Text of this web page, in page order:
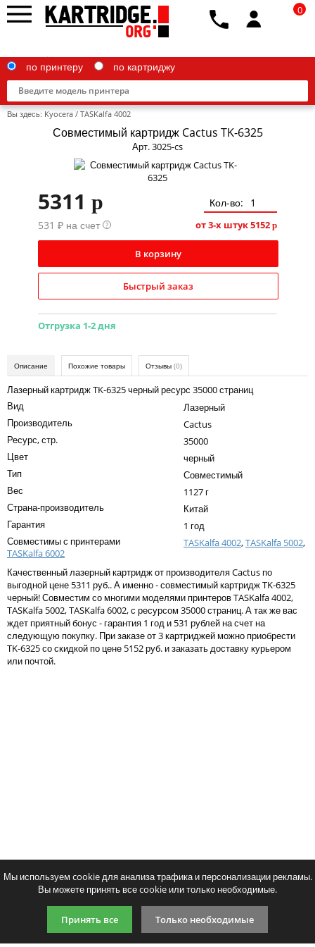
Canon
Epson
HP
IBM
Kodak
Kyocera
Lexmark
OKI
Panasonic
Sharp
Toshiba
Xerox
Для франкировальной машины
Ленточные картриджи
Тонер и девелопер
по принтеру по картриджу
0
Вы здесь: Kyocera / TASKalfa 4002
Совместимый картридж Cactus TK-6325
Арт. 3025-cs
5311 p
Кол-во:
531 ₽ на счет ? от 3-х штук5152 p
В корзину
Быстрый заказ
Отгрузка 1-2 дня
Описание Похожие товары Отзывы (0)
Лазерный картридж TK-6325 черный ресурс 35000 страниц
Вид
Лазерный
Производитель
Cactus
Ресурс, стр.
35000
Цвет
черный
Тип
Совместимый
Вес
1127 г
Страна-производитель
Китай
Гарантия
1 год
Совместимы с принтерами
TASKalfa 4002,TASKalfa 5002,
TASKalfa 6002
Качественный лазерный картридж от производителя Cactus по
выгодной цене 5311 руб.. А именно - совместимый картридж TK-6325
черный! Совместим со многими моделями принтеров TASKalfa 4002,
TASKalfa 5002, TASKalfa 6002, с ресурсом 35000 страниц. А так же вас
ждет приятный бонус - гарантия 1 год и 531 рублей на счет на
следующую покупку. При заказе от 3 картриджей можно приобрести
TK-6325 со скидкой по цене 5152 руб. и заказать доставку курьером
или почтой.
Введите код, указанный на картинке:
Мы используем cookie для анализа трафика и персонализации рекламы.
Вы можете принять все cookie или только необходимые.
Принять все Только необходимые